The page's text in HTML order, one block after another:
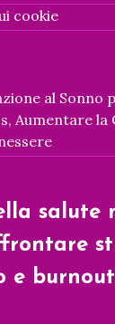
cookie
al Sonno
Aumentare
salute
e